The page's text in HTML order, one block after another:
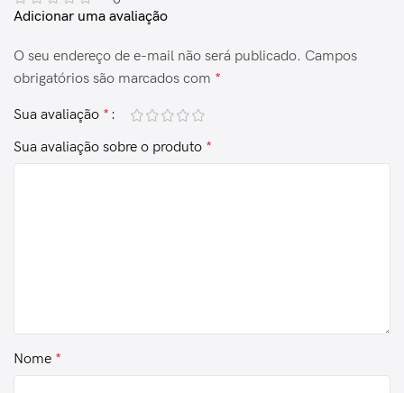
Adicionar uma avaliação
O seu endereço de e-mail não será publicado. Campos
obrigatórios são marcados com *
Sua avaliação *
Sua avaliação sobre o produto *
Nome *